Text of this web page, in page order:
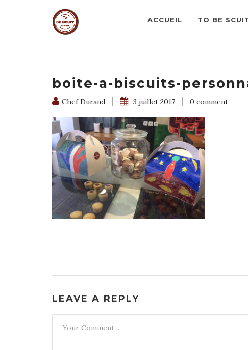
ACCUEIL TO BE
boite-a-biscuits-
Chef Durand 3 juillet 2017 0 comment
LEAVE A REPLY